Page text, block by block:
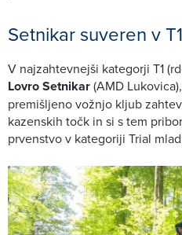
Setnikar suveren v T1
V najzahtevnejši kategorji T1
Lovro Setnikar(AMD
premišljeno vožnjo kljub
kazenskih točk in si s tem
prvenstvo v kategoriji Trial